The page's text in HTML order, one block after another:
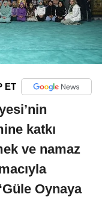
ET
katkı
ve namaz
Oynaya